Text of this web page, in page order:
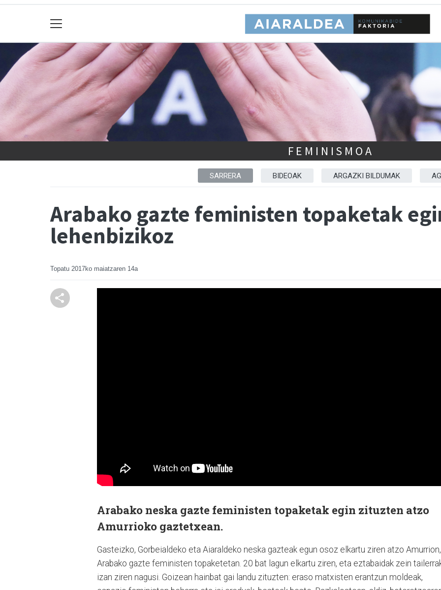
FEMINISMOA
SARRERA BIDEOAK ARGAZKI BILDUMAK
Arabako gazte feministen topaketak
lehenbizikoz
Topatu 2017ko maiatzaren 14a
Arabako neska gazte feministen topaketak egin zituzten atzo
Amurrioko gaztetxean.
Gasteizko, Gorbeialdeko eta Aiaraldeko neska gazteak egun osoz elkartu ziren atzo Amurrion,
Arabako gazte feministen topaketetan. 20 bat lagun elkartu ziren, eta eztabaidak zein
izan ziren nagusi. Goizean hainbat gai landu zituzten: eraso matxisten erantzun moldeak,